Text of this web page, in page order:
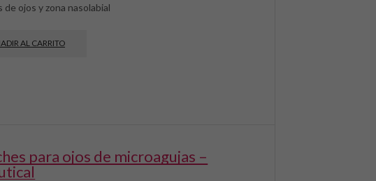
de ojos y zona nasolabial
AL CARRITO